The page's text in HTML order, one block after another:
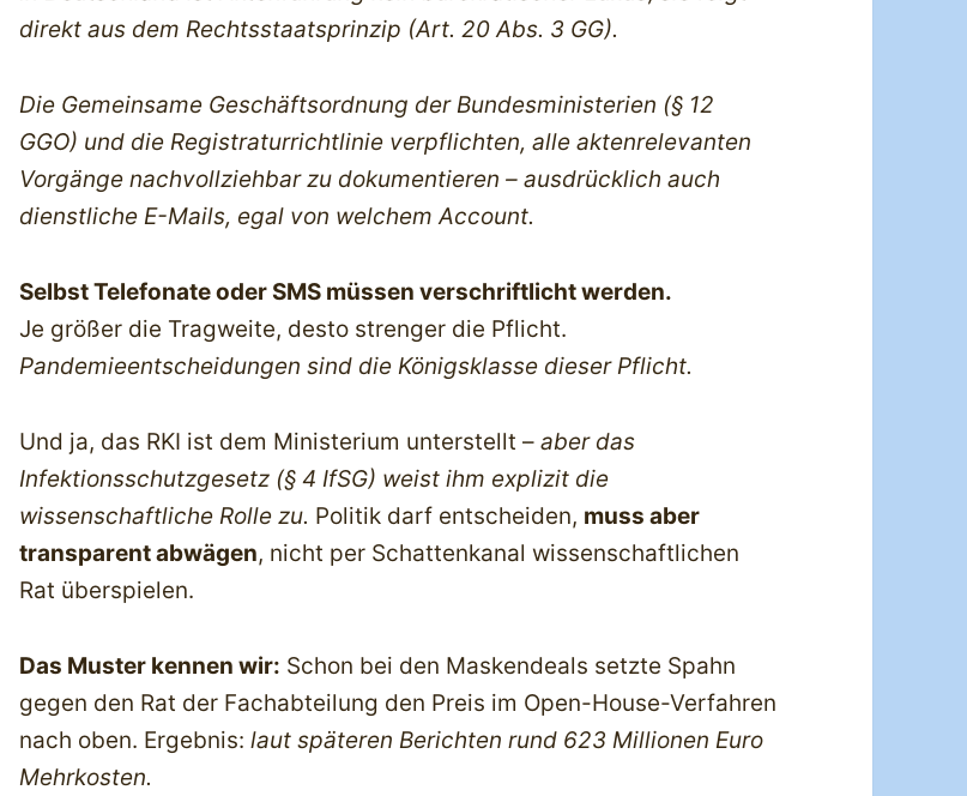
direkt aus dem Rechtsstaatsprinzip (Art. 20 Abs. 3 GG).
Die Gemeinsame Geschäftsordnung der Bundesministerien (§ 12
GGO) und die Registraturrichtlinie verpflichten, alle aktenrelevanten
Vorgänge nachvollziehbar zu dokumentieren – ausdrücklich auch
dienstliche E-Mails, egal von welchem Account.
Selbst Telefonate oder SMS müssen verschriftlicht werden.
Je größer die Tragweite, desto strenger die Pflicht.
Pandemieentscheidungen sind die Königsklasse dieser Pflicht.
Und ja, das RKI ist dem Ministerium unterstellt –aber das
Infektionsschutzgesetz (§ 4 IfSG) weist ihm explizit die
wissenschaftliche Rolle zu. Politik darf entscheiden, muss aber
transparent abwägen, nicht per Schattenkanal wissenschaftlichen
Rat überspielen.
Das Muster kennen wir: Schon bei den Maskendeals setzte Spahn
gegen den Rat der Fachabteilung den Preis im Open-House-Verfahren
nach oben. Ergebnis:laut späteren Berichten rund 623 Millionen Euro
Mehrkosten.